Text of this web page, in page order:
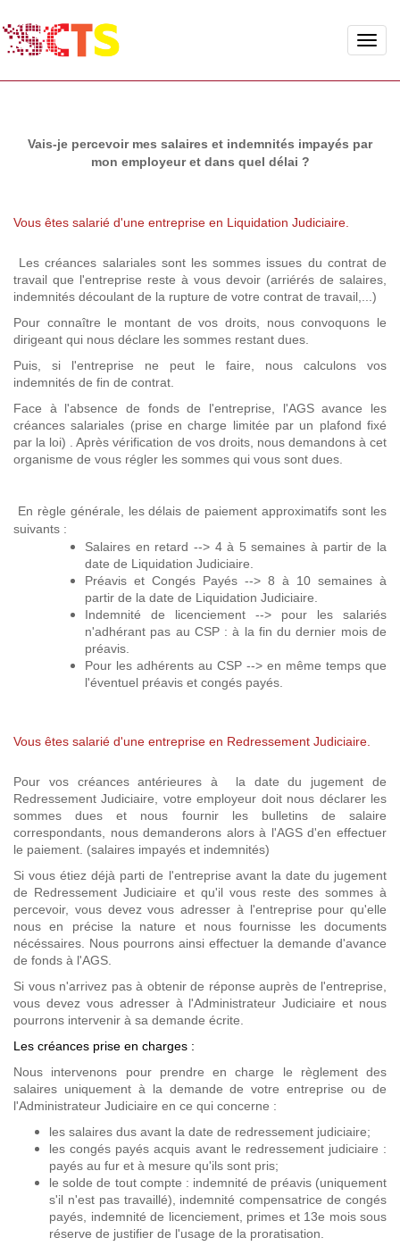
Toggle
Vais-je percevoir mes salaires et indemnités impayés par
mon employeur et dans quel délai ?
Vous êtes salarié d'une entreprise en Liquidation Judiciaire.
Les créances salariales sont les sommes issues du contrat de
travail que l'entreprise reste à vous devoir (arriérés de salaires,
indemnités découlant de la rupture de votre contrat de travail,...)
Pour connaître le montant de vos droits, nous convoquons le
dirigeant qui nous déclare les sommes restant dues.
Puis, si l'entreprise ne peut le faire, nous calculons vos
indemnités de fin de contrat.
Face à l'absence de fonds de l'entreprise, l'AGS avance les
créances salariales (prise en charge limitée par un plafond fixé
par la loi) . Après vérification de vos droits, nous demandons à cet
organisme de vous régler les sommes qui vous sont dues.
En règle générale, les délais de paiement approximatifs sont les
suivants :
Salaires en retard --> 4 à 5 semaines à partir de la
date de Liquidation Judiciaire.
Préavis et Congés Payés --> 8 à 10 semaines à
partir de la date de Liquidation Judiciaire.
Indemnité de licenciement --> pour les salariés
n'adhérant pas au CSP : à la fin du dernier mois de
préavis.
Pour les adhérents au CSP --> en même temps que
l'éventuel préavis et congés payés.
Vous êtes salarié d'une entreprise en Redressement Judiciaire.
Pour vos créances antérieures à la date du jugement de
Redressement Judiciaire, votre employeur doit nous déclarer les
sommes dues et nous fournir les bulletins de salaire
correspondants, nous demanderons alors à l'AGS d'en effectuer
le paiement. (salaires impayés et indemnités)
Si vous étiez déjà parti de l'entreprise avant la date du jugement
de Redressement Judiciaire et qu'il vous reste des sommes à
percevoir, vous devez vous adresser à l'entreprise pour qu'elle
nous en précise la nature et nous fournisse les documents
nécéssaires. Nous pourrons ainsi effectuer la demande d'avance
de fonds à l'AGS.
Si vous n'arrivez pas à obtenir de réponse auprès de l'entreprise,
vous devez vous adresser à l'Administrateur Judiciaire et nous
pourrons intervenir à sa demande écrite.
Les créances prise en charges :
Nous intervenons pour prendre en charge le règlement des
salaires uniquement à la demande de votre entreprise ou de
l'Administrateur Judiciaire en ce qui concerne :
les salaires dus avant la date de redressement judiciaire;
les congés payés acquis avant le redressement judiciaire :
payés au fur et à mesure qu'ils sont pris;
le solde de tout compte : indemnité de préavis (uniquement
s'il n'est pas travaillé), indemnité compensatrice de congés
payés, indemnité de licenciement, primes et 13e mois sous
réserve de justifier de l'usage de la proratisation.